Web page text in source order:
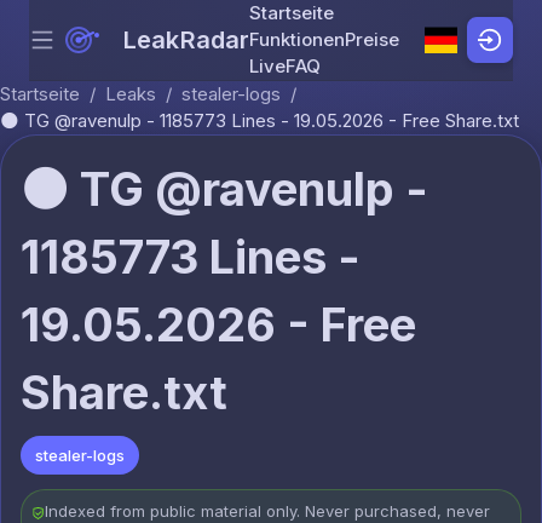
Skip to content
Menu LeakRadar
Startseite
FunktionenPreise
LiveFAQ
Startseite / Leaks / stealer-logs /
🌑 TG @ravenulp - 1185773 Lines - 19.05.2026 - Free Share.txt
🌑 TG @ravenulp -
1185773 Lines -
19.05.2026 - Free
Share.txt
stealer-logs
Indexed from public material only. Never purchased, never